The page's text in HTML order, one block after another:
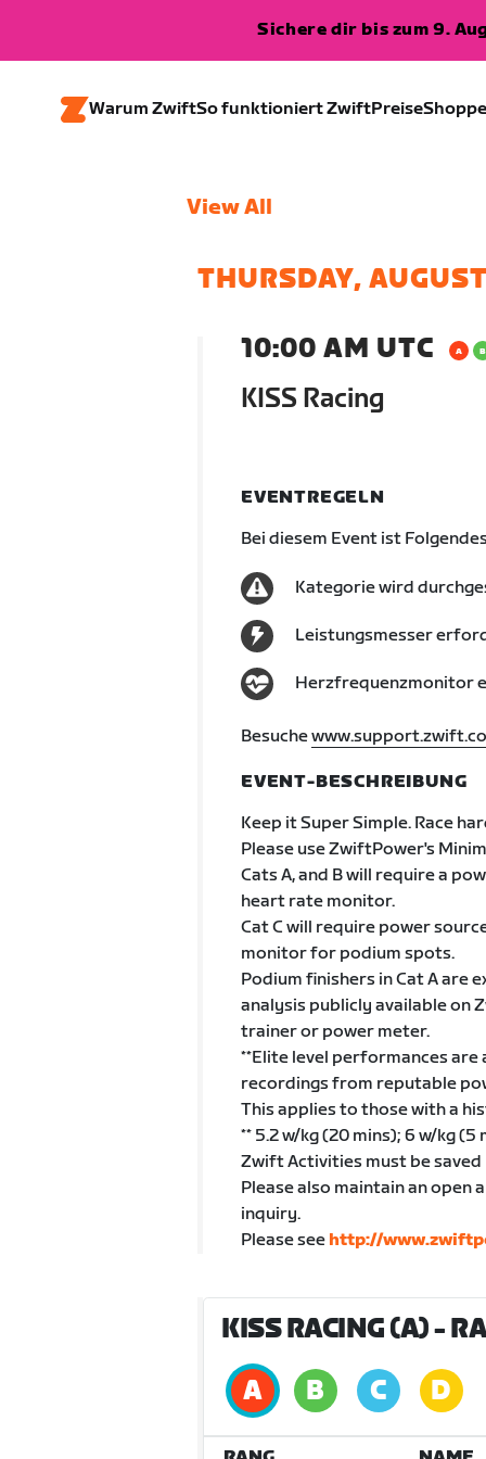
Sichere dir bis zum 9.
Warum ZwiftSo funktioniert ZwiftPreise
View All
THURSDAY,
10:00 AM UTC
KISS Racing
EVENTREGELN
Bei diesem Event ist
Kategorie wird
Leistungsmesser
Herzfrequenzmonitor
Besuche
EVENT-BESCHREIBUNG
Keep it Super Simple. Race
Please use ZwiftPower's
Cats A, and B will require a
heart rate monitor.
Cat C will require power
monitor for podium spots.
Podium finishers in Cat A are
analysis publicly available on
trainer or power meter.
**Elite level performances
recordings from reputable
This applies to those with a
** 5.2 w/kg (20 mins); 6 w/kg (5
Zwift Activities must be saved
Please also maintain an
inquiry.
Please see http://
KISS RACING (A)-